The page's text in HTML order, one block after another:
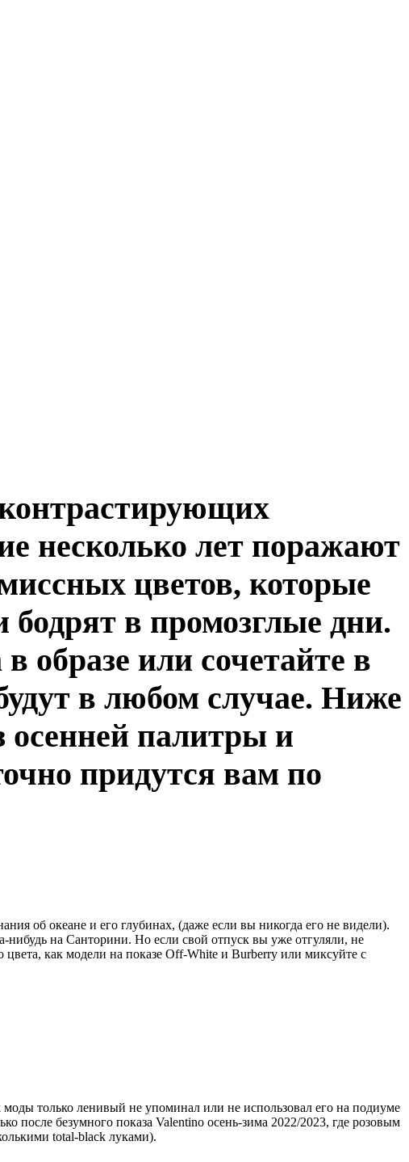
несколько лет поражают
цветов, которые
в промозглые дни.
образе или сочетайте в
в любом случае. Ниже
осенней палитры и
придутся вам по
об океане и его глубинах, (даже если вы никогда его не видели).
нибудь на Санторини. Но если свой отпуск вы уже отгуляли, не
цвета, как модели на показе Off-White и Burberry или миксуйте с
моды только ленивый не упоминал или не использовал его на подиуме
после безумного показа Valentino осень-зима 2022/2023, где розовым
total-black луками).